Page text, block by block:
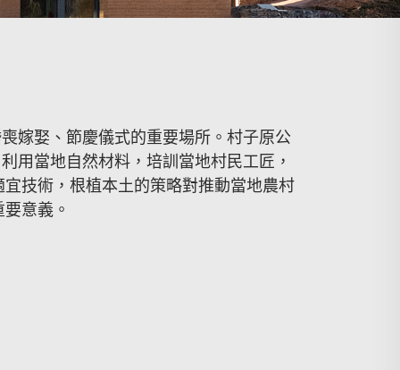
嫁娶、節慶儀式的重要場所。村子原公
用當地自然材料，培訓當地村民工匠，
技術，根植本土的策略對推動當地農村
意義。